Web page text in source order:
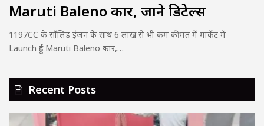
Maruti Baleno कार, जाने डिटेल्स
1197CC के सॉलिड इंजन के साथ 6 लाख से भी कम कीमत में मार्केट में
Launch हुई Maruti Baleno कार,…
Recent Posts